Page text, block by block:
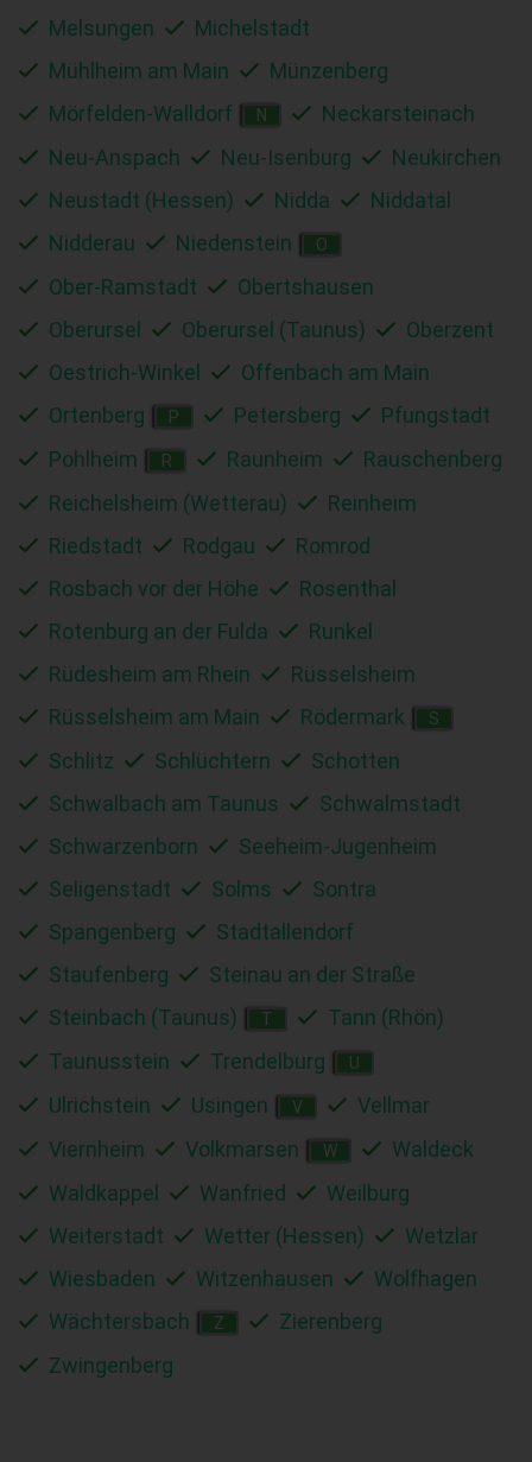
Melsungen
Michelstadt
Mühlheim am Main
Münzenberg
Mörfelden-Walldorf
N
Neckarsteinach
Neu-Anspach
Neu-Isenburg
Neukirchen
Neustadt (Hessen)
Nidda
Niddatal
Nidderau
Niedenstein O
Ober-Ramstadt
Obertshausen
Oberursel
Oberursel (Taunus)
Oberzent
Oestrich-Winkel
Offenbach am Main
Ortenberg
P Petersberg
Pfungstadt
Pohlheim
R Raunheim
Rauschenberg
Reichelsheim (Wetterau)
Reinheim
Riedstadt
Rodgau
Romrod
Rosbach vor der Höhe
Rosenthal
Rotenburg an der Fulda
Runkel
Rüdesheim am Rhein
Rüsselsheim
Rüsselsheim am Main
Rödermark S
Schlitz Schlüchtern
Schotten
Schwalbach am Taunus
Schwalmstadt
Schwarzenborn
Seeheim-Jugenheim
Seligenstadt
Solms
Sontra
Spangenberg
Stadtallendorf
Staufenberg
Steinau an der Straße
Steinbach (Taunus)
T
Tann (Rhön)
Taunusstein
Trendelburg U
Ulrichstein Usingen V
Vellmar
Viernheim
Volkmarsen W
Waldeck
Waldkappel
Wanfried
Weilburg
Weiterstadt
Wetter (Hessen)
Wetzlar
Wiesbaden
Witzenhausen
Wolfhagen
Wächtersbach
Z
Zierenberg
Zwingenberg